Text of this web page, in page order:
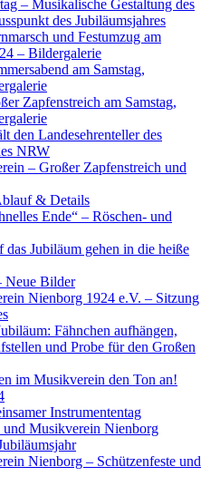
– Musikalische Gestaltung des
des Jubiläumsjahres
und Festumzug am
– Bildergalerie
am Samstag,
Zapfenstreich am Samstag,
den Landesehrenteller des
NRW
– Großer Zapfenstreich und
& Details
Ende“ – Röschen- und
das Jubiläum gehen in die heiße
Neue Bilder
Nienborg 1924 e.V. – Sitzung
Fähnchen aufhängen,
und Probe für den Großen
im Musikverein den Ton an!
Instrumententag
Musikverein Nienborg
Nienborg – Schützenfeste und